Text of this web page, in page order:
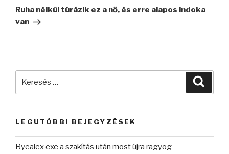
bejegyzés
Ruha nélkül túrázik ez a nő, és erre alapos indoka
van
LEGUTÓBBI BEJEGYZÉSEK
Byealex exe a szakítás után most újra ragyog